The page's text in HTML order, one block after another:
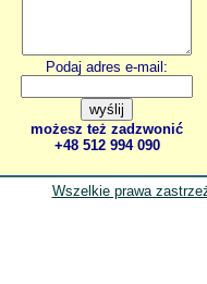
Podaj adres e-mail:
możesz też zadzwonić
+48 512 994 090
Wszelkie prawa